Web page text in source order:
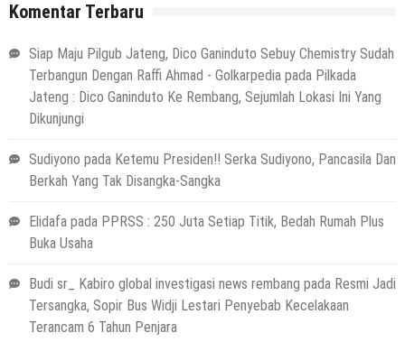
Komentar Terbaru
Siap Maju Pilgub Jateng, Dico Ganinduto Sebuy Chemistry Sudah
Terbangun Dengan Raffi Ahmad - Golkarpedia pada Pilkada
Jateng : Dico Ganinduto Ke Rembang, Sejumlah Lokasi Ini Yang
Dikunjungi
Sudiyono pada Ketemu Presiden!! Serka Sudiyono, Pancasila Dan
Berkah Yang Tak Disangka-Sangka
Elidafa pada PPRSS : 250 Juta Setiap Titik, Bedah Rumah Plus
Buka Usaha
Budi sr_ Kabiro global investigasi news rembang pada Resmi Jadi
Tersangka, Sopir Bus Widji Lestari Penyebab Kecelakaan
Terancam 6 Tahun Penjara